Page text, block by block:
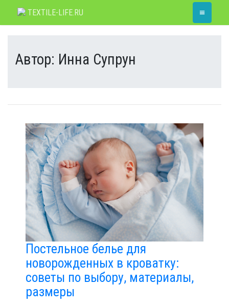
TEXTILE-LIFE.RU ≡
Автор: Инна Супрун
Постельное белье для
новорожденных в кроватку:
советы по выбору, материалы,
размеры